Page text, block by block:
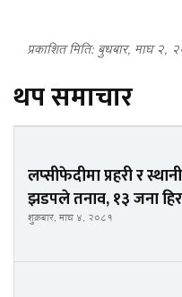
प्रकाशित मिति: बुधबार, माघ २,
थप समाचार
लप्सीफेदीमा प्रहरी र
झडपले तनाव, १३ जना
शुक्रबार, माघ ४, २०८१